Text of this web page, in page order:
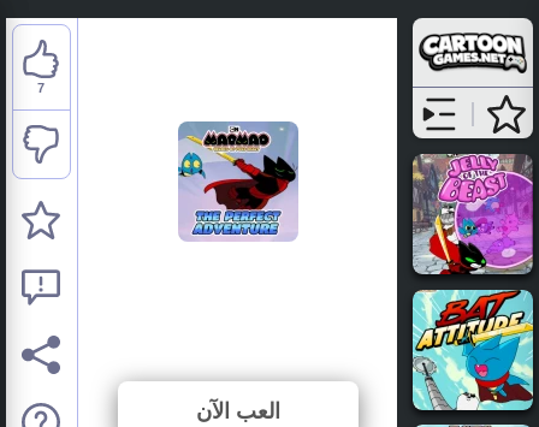
العب الآن
7